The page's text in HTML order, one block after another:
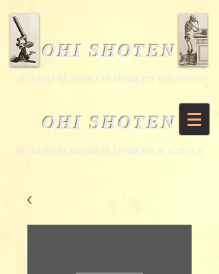
OHI SHOTEN
​OLD & RARE BOOKS IN MEDICINE & SCIENCE
OHI SHOTEN
​OLD & RARE BOOKS IN MEDICINE & SCIENCE